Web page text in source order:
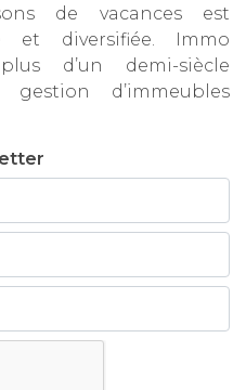
de vacances est
et diversifiée. Immo
d’un demi-siècle
d’immeubles